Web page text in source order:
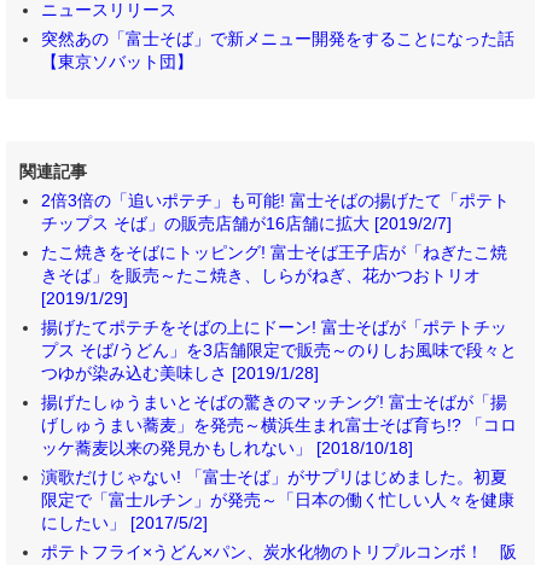
ニュースリリース
突然あの「富士そば」で新メニュー開発をすることになった話
【東京ソバット団】
関連記事
2倍3倍の「追いポテチ」も可能! 富士そばの揚げたて「ポテト
チップス そば」の販売店舗が16店舗に拡大 [2019/2/7]
たこ焼きをそばにトッピング! 富士そば王子店が「ねぎたこ焼
きそば」を販売～たこ焼き、しらがねぎ、花かつおトリオ
[2019/1/29]
揚げたてポテチをそばの上にドーン! 富士そばが「ポテトチッ
プス そば/うどん」を3店舗限定で販売～のりしお風味で段々と
つゆが染み込む美味しさ [2019/1/28]
揚げたしゅうまいとそばの驚きのマッチング! 富士そばが「揚
げしゅうまい蕎麦」を発売～横浜生まれ富士そば育ち!? 「コロ
ッケ蕎麦以来の発見かもしれない」 [2018/10/18]
演歌だけじゃない! 「富士そば」がサプリはじめました。初夏
限定で「富士ルチン」が発売～「日本の働く忙しい人々を健康
にしたい」 [2017/5/2]
ポテトフライ×うどん×パン、炭水化物のトリプルコンボ！ 阪